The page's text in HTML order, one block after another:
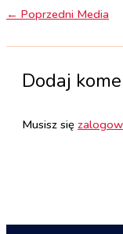
← Poprzedni Media
Dodaj
Musisz się